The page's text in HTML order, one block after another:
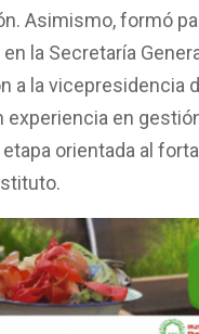
Asimismo, formó
la Secretaría
a la vicepresidencia
en
orientada al